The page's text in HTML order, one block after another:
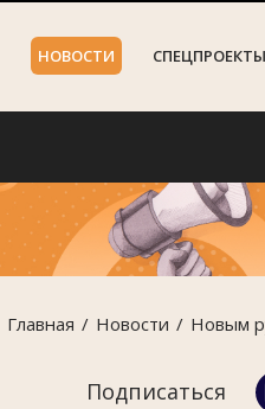
НОВОСТИ СПЕЦПРОЕКТЫ
Главная Новости Новым
Подписаться